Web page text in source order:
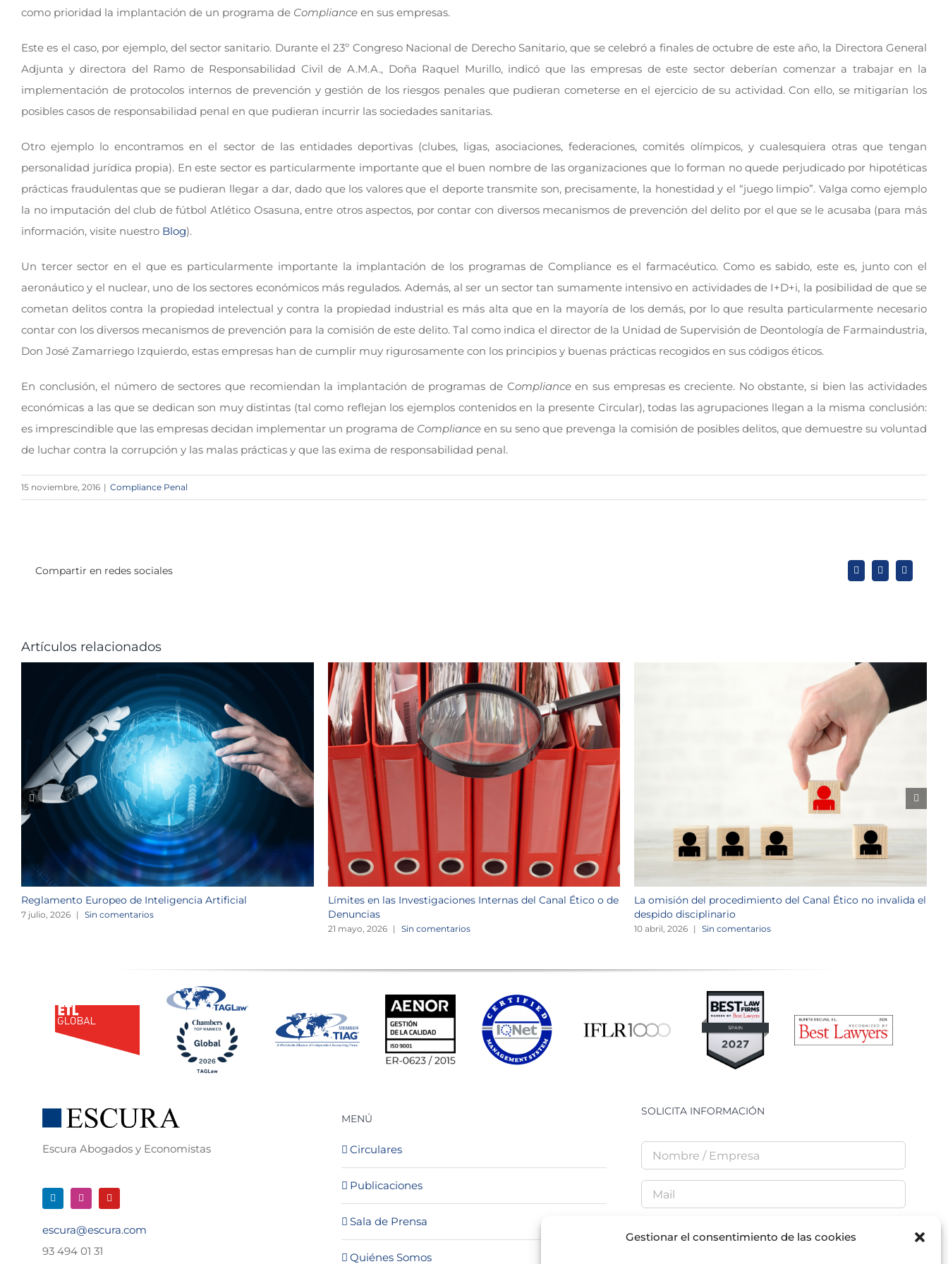
Gestionar el consentimiento de las cookies
como prioridad la implantación de un programa de Compliance en sus empresas.
Este es el caso, por ejemplo, del sector sanitario. Durante el 23º Congreso Nacional de Derecho Sanitario, que se celebró a finales de octubre de este año, la Directora General
Adjunta y directora del Ramo de Responsabilidad Civil de A.M.A., Doña Raquel Murillo, indicó que las empresas de este sector deberían comenzar a trabajar en la
implementación de protocolos internos de prevención y gestión de los riesgos penales que pudieran cometerse en el ejercicio de su actividad. Con ello, se mitigarían los
posibles casos de responsabilidad penal en que pudieran incurrir las sociedades sanitarias.
Otro ejemplo lo encontramos en el sector de las entidades deportivas (clubes, ligas, asociaciones, federaciones, comités olímpicos, y cualesquiera otras que tengan
personalidad jurídica propia). En este sector es particularmente importante que el buen nombre de las organizaciones que lo forman no quede perjudicado por hipotéticas
prácticas fraudulentas que se pudieran llegar a dar, dado que los valores que el deporte transmite son, precisamente, la honestidad y el “juego limpio”. Valga como ejemplo
la no imputación del club de fútbol Atlético Osasuna, entre otros aspectos, por contar con diversos mecanismos de prevención del delito por el que se le acusaba (para más
información, visite nuestro Blog).
Un tercer sector en el que es particularmente importante la implantación de los programas de Compliance es el farmacéutico. Como es sabido, este es, junto con el
aeronáutico y el nuclear, uno de los sectores económicos más regulados. Además, al ser un sector tan sumamente intensivo en actividades de I+D+i, la posibilidad de que se
cometan delitos contra la propiedad intelectual y contra la propiedad industrial es más alta que en la mayoría de los demás, por lo que resulta particularmente necesario
contar con los diversos mecanismos de prevención para la comisión de este delito. Tal como indica el director de la Unidad de Supervisión de Deontología de Farmaindustria,
Don José Zamarriego Izquierdo, estas empresas han de cumplir muy rigurosamente con los principios y buenas prácticas recogidos en sus códigos éticos.
En conclusión, el número de sectores que recomiendan la implantación de programas de Complianceen sus empresas es creciente. No obstante, si bien las actividades
económicas a las que se dedican son muy distintas (tal como reflejan los ejemplos contenidos en la presente Circular), todas las agrupaciones llegan a la misma conclusión:
es imprescindible que las empresas decidan implementar un programa de Compliance en su seno que prevenga la comisión de posibles delitos, que demuestre su voluntad
de luchar contra la corrupción y las malas prácticas y que las exima de responsabilidad penal.
15 noviembre, 2016 | Compliance Penal
Compartir en redes sociales X LinkedInWhatsApp
Artículos relacionados
Reglamento Europeo de Inteligencia Artificial
7 julio, 2026 | Sin comentarios
Límites en las Investigaciones Internas del Canal Ético o de
Denuncias
21 mayo, 2026 | Sin comentarios
La omisión del procedimiento del Canal Ético no invalida el
despido disciplinario
10 abril, 2026 | Sin comentarios
Escura Abogados y Economistas
escura@escura.com
93 494 01 31
MENÚ
Circulares
Publicaciones
Sala de Prensa
Quiénes Somos
SOLICITA INFORMACIÓN